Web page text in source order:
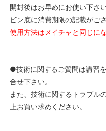
開封後はお早めにお使い下さい
ビン底に消費期限の記載がご
使用方法はメイチャと同じにな
●技術に関するご質問は講習
合せ下さい。
また、技術に関するトラブル
上お買い求めください。